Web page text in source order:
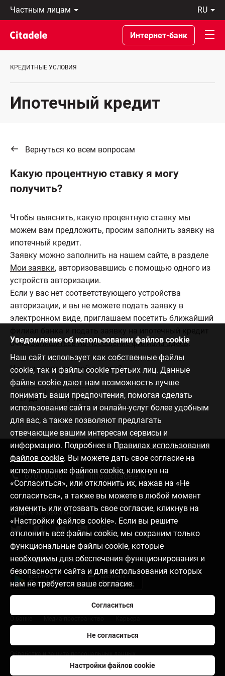
Частным
лицам
Предприятиям
Private
Banking
банке
ru
Latviski
По-
русски
In
Интернет-банк
КРЕДИТНЫЕ УСЛОВИЯ
Ипотечный кредит
Вернуться ко всем вопросам
Какую процентную ставку я могу
получить?
Чтобы выяснить, какую процентную ставку мы
можем вам предложить, просим заполнить заявку на
ипотечный кредит.
Заявку можно заполнить на нашем сайте, в разделе
Мои заявки, авторизовавшись с помощью одного из
устройств авторизации.
Если у вас нет соответствующего устройства
авторизации, и вы не можете подать заявку в
электронном виде, приглашаем посетить ближайший
очно.Запишитесь на посещение филиала здесь.
Нашли ответ на свой вопрос?
Да Нет
Уведомление об использовании файлов cookie
Наш сайт использует как собственные файлы
cookie, так и файлы cookie третьих лиц. Данные
файлы cookie дают нам возможность лучше
понимать ваши предпочтения, помогая сделать
использование сайта и онлайн-услуг более удобным
для вас, а также позволяют предлагать
отвечающие вашим интересам сервисы и
информацию. Подробнее в Правилах использования
файлов cookie. Вы можете дать свое согласие на
использование файлов cookie, кликнув на
«Согласиться», или отклонить их, нажав на «Не
согласиться», а также вы можете в любой момент
изменить или отозвать свое согласие, кликнув на
«Настройки файлов cookie». Если вы решите
отклонить все файлы cookie, мы сохраним только
функциональные файлы cookie, которые
необходимы для обеспечения функционирования и
безопасности сайта и для использования которых
нам не требуется ваше согласие.
Согласиться
Не согласиться
Настройки файлов cookie
Связаться с нами
6701 0000 info@citadele.lv
Следите за новостями
Установить приложение
Настройки файлов cookie
Developers Portal (PSD2)